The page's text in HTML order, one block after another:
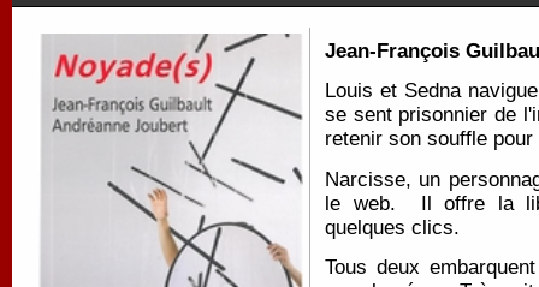
Jean-François
Louis et Sedna
se sent prisonnier de
retenir son souffle
Narcisse, un
le web. Il offre la
quelques clics.
Tous deux